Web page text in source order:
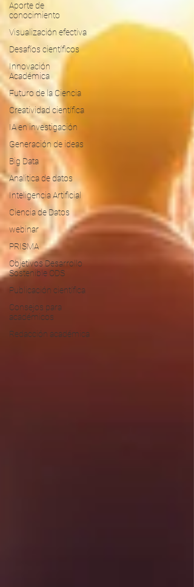
Aporte de
conocimiento
Visualización efectiva
Desafíos científicos
Innovación
Académica
Futuro de la Ciencia
Creatividad científica
IA en investigación
Generación de ideas
Big Data
Analitica de datos
Inteligencia Artificial
Ciencia de Datos
webinar
PRISMA
Objetivos Desarrollo
Sostenible ODS
Publicación científica
Consejos para
académicos
Redacción académica